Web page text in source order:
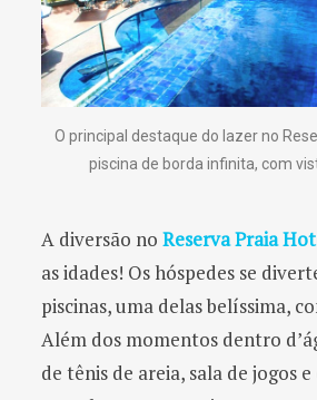
O principal destaque do lazer no
piscina de borda infinita, com
A diversão no Reserva Praia
as idades! Os hóspedes se
piscinas, uma delas belíssima,
Além dos momentos dentro
de tênis de areia, sala de jogos